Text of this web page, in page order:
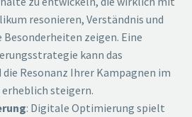
resonieren, Verständnis und
Besonderheiten zeigen. Eine
kann das
Resonanz Ihrer Kampagnen im
steigern.
: Digitale Optimierung spielt